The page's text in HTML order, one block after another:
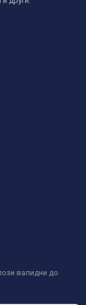
валидни до